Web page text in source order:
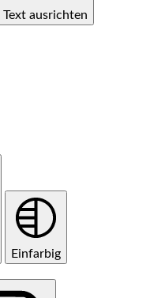
Text ausrichten
Einfarbig